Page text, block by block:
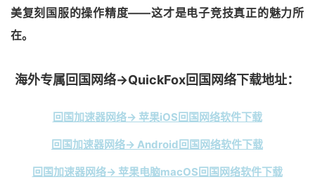
美复刻国服的操作精度——这才是电子竞技真正的魅力所
在。
海外专属回国网络→QuickFox回国网络下载地址：
回国加速器网络→ 苹果iOS回国网络软件下载
回国加速器网络→ Android回国网络软件下载
回国加速器网络→ 苹果电脑macOS回国网络软件下载